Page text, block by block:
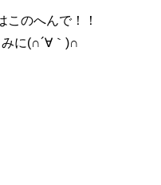
このへんで！！
に(∩´∀｀)∩